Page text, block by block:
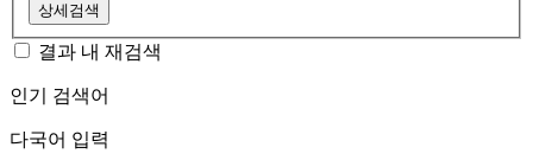
상세검색
결과 내 재검색
인기 검색어
다국어 입력